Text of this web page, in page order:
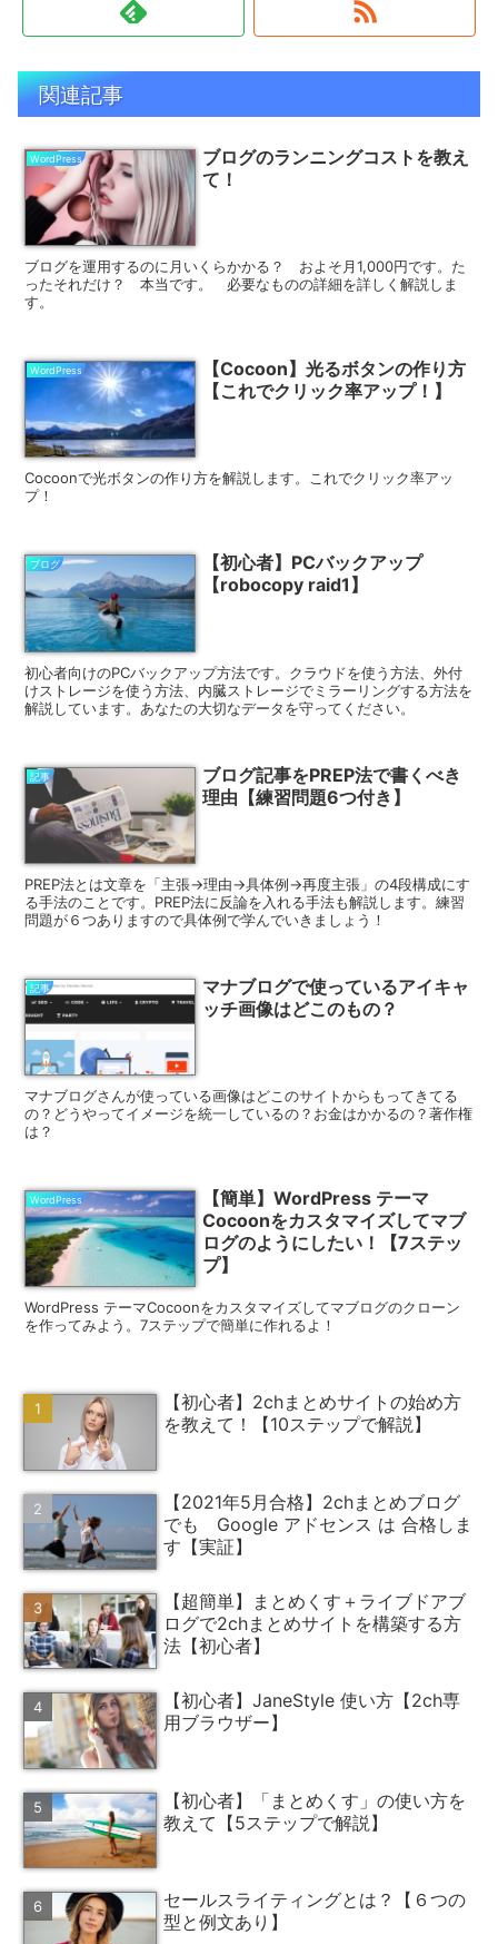
関連記事
WordPress
ブログのランニングコストを教え
て！
ブログを運用するのに月いくらかかる？ およそ月1,000円です。た
ったそれだけ？ 本当です。 必要なものの詳細を詳しく解説しま
す。
WordPress
【Cocoon】光るボタンの作り方
【これでクリック率アップ！】
Cocoonで光ボタンの作り方を解説します。これでクリック率アッ
プ！
ブログ
【初心者】PCバックアップ
【robocopy raid1】
初心者向けのPCバックアップ方法です。クラウドを使う方法、外付
けストレージを使う方法、内臓ストレージでミラーリングする方法を
解説しています。あなたの大切なデータを守ってください。
記事
ブログ記事をPREP法で書くべき
理由【練習問題6つ付き】
PREP法とは文章を「主張→理由→具体例→再度主張」の4段構成にす
る手法のことです。PREP法に反論を入れる手法も解説します。練習
問題が６つありますので具体例で学んでいきましょう！
記事
マナブログで使っているアイキャ
ッチ画像はどこのもの？
マナブログさんが使っている画像はどこのサイトからもってきてる
の？どうやってイメージを統一しているの？お金はかかるの？著作権
は？
WordPress
【簡単】WordPress テーマ
Cocoonをカスタマイズしてマブ
ログのようにしたい！【7ステッ
プ】
WordPress テーマCocoonをカスタマイズしてマブログのクローン
を作ってみよう。7ステップで簡単に作れるよ！
【初心者】2chまとめサイトの始め方
を教えて！【10ステップで解説】
【2021年5月合格】2chまとめブログ
でも Google アドセンス は 合格しま
す【実証】
【超簡単】まとめくす＋ライブドアブ
ログで2chまとめサイトを構築する方
法【初心者】
【初心者】JaneStyle 使い方【2ch専
用ブラウザー】
【初心者】「まとめくす」の使い方を
教えて【5ステップで解説】
セールスライティングとは？【６つの
型と例文あり】